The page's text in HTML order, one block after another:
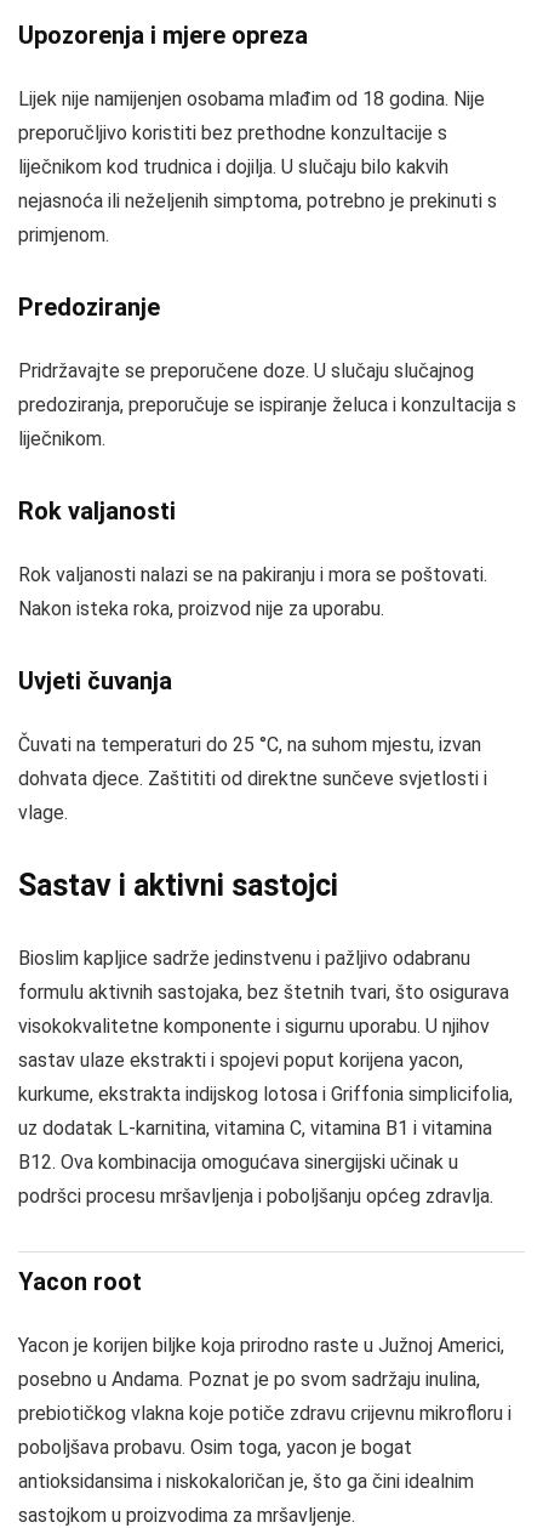
Upozorenja i mjere opreza
Lijek nije namijenjen osobama mlađim od 18 godina. Nije
preporučljivo koristiti bez prethodne konzultacije s
liječnikom kod trudnica i dojilja. U slučaju bilo kakvih
nejasnoća ili neželjenih simptoma, potrebno je prekinuti s
primjenom.
Predoziranje
Pridržavajte se preporučene doze. U slučaju slučajnog
predoziranja, preporučuje se ispiranje želuca i konzultacija s
liječnikom.
Rok valjanosti
Rok valjanosti nalazi se na pakiranju i mora se poštovati.
Nakon isteka roka, proizvod nije za uporabu.
Uvjeti čuvanja
Čuvati na temperaturi do 25 °C, na suhom mjestu, izvan
dohvata djece. Zaštititi od direktne sunčeve svjetlosti i
vlage.
Sastav i aktivni sastojci
Bioslim kapljice sadrže jedinstvenu i pažljivo odabranu
formulu aktivnih sastojaka, bez štetnih tvari, što osigurava
visokokvalitetne komponente i sigurnu uporabu. U njihov
sastav ulaze ekstrakti i spojevi poput korijena yacon,
kurkume, ekstrakta indijskog lotosa i Griffonia simplicifolia,
uz dodatak L-karnitina, vitamina C, vitamina B1 i vitamina
B12. Ova kombinacija omogućava sinergijski učinak u
podršci procesu mršavljenja i poboljšanju općeg zdravlja.
Yacon root
Yacon je korijen biljke koja prirodno raste u Južnoj Americi,
posebno u Andama. Poznat je po svom sadržaju inulina,
prebiotičkog vlakna koje potiče zdravu crijevnu mikrofloru i
poboljšava probavu. Osim toga, yacon je bogat
antioksidansima i niskokaloričan je, što ga čini idealnim
sastojkom u proizvodima za mršavljenje.